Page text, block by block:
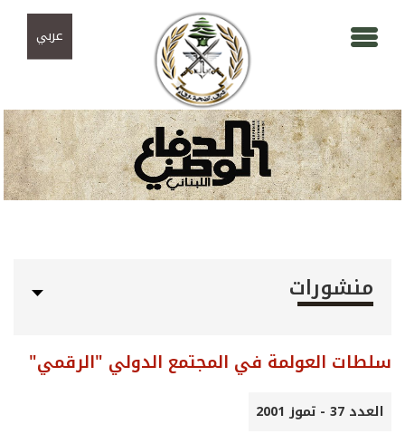
عربي
منشورات
سلطات العولمة في المجتمع الدولي "الرقمي"
العدد 37 - تموز 2001